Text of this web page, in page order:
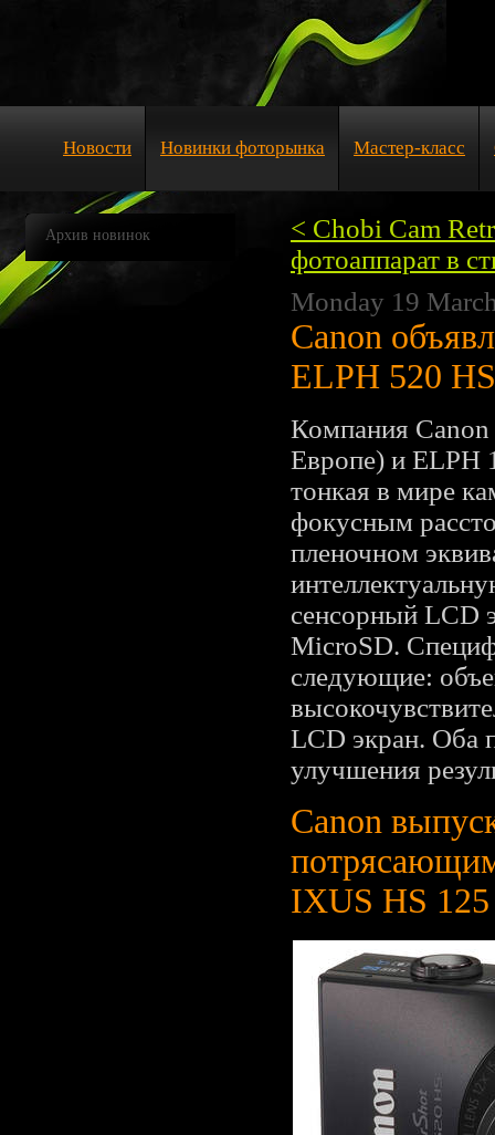
Новости Новинки фоторынка Мастер-класс
< Chobi Cam
фотоаппарат в
Monday 19
Canon
ELPH 520
Компания Canon
Европе) и ELPH
тонкая в мире
фокусным
пленочном
сенсорный LCD
MicroSD.
следующие:
LCD экран. Оба
улучшения
Canon
IXUS HS 125
Архив новинок